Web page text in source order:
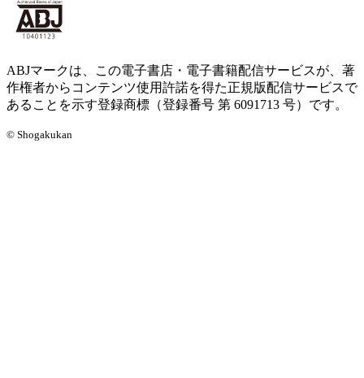
ABJマークは、この電子書店・電子書籍配信サービスが、著
作権者からコンテンツ使用許諾を得た正規版配信サービスで
あることを示す登録商標（登録番号 第 6091713 号）です。
© Shogakukan